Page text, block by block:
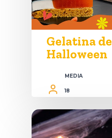
Gelatina de
Halloween
MEDIA
18